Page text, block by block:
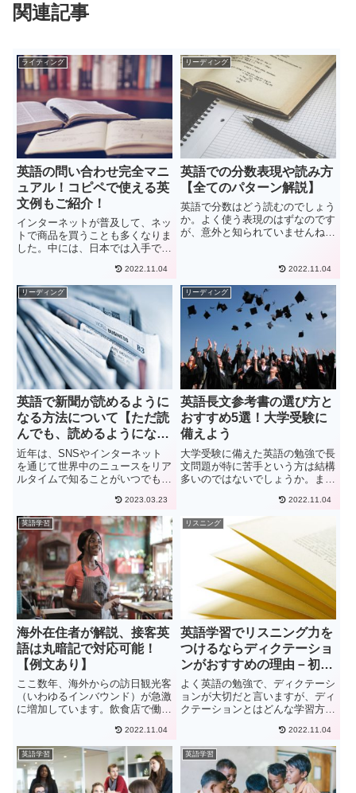
関連記事
ライティング
英語の問い合わせ完全マニ
ュアル！コピペで使える英
文例もご紹介！
インターネットが普及して、ネッ
トで商品を買うことも多くなりま
した。中には、日本では入手でき
ると思います。しかしそこで問題
になるのが、注文した商品が届か
ない、注文したのとは違う商品が
届いた、といったトラブルの際
の...
2022.11.04
リーディング
英語での分数表現や読み方
【全てのパターン解説】
英語で分数はどう読むのでしょう
か。よく使う表現のはずなのです
が、意外と知られていませんね。
介します。この記事を読むことで
分数に関する英語での表現方法が
すべてわかります。分数は英語
で...
2022.11.04
リーディング
英語で新聞が読めるように
なる方法について【ただ読
んでも、読めるようになら
ない】
近年は、SNSやインターネット
を通じて世界中のニュースをリア
ルタイムで知ることがいつでもで
書かれている文章を読んだりする
ことで情報を得ています。英語を
読む勉強をしている方で英字新聞
を読んでリーディングの勉強を
し...
2023.03.23
リーディング
英語長文参考書の選び方と
おすすめ5選！大学受験に
備えよう
大学受験に備えた英語の勉強で長
文問題が特に苦手という方は結構
多いのではないでしょうか。ま
験で必ず長文のセクションはあ
り、日常生活においても海外に住
んでいると書類の確認、新聞、メ
ールなど様々な場面で必要となり
2022.11.04
英語学習
海外在住者が解説、接客英
語は丸暗記で対応可能！
【例文あり】
ここ数年、海外からの訪日観光客
（いわゆるインバウンド）が急激
に増加しています。飲食店で働く
雇いながらお店を経営している方
にとっては、こういったお客様の
増加は喜ばしいことであると思い
ます。一方で、インバウンドの
お...
2022.11.04
リスニング
英語学習でリスニング力を
つけるならディクテーショ
ンがおすすめの理由－初心
者編
よく英語の勉強で、ディクテーシ
ョンが大切だと言いますが、ディ
クテーションとはどんな学習方法
テーションとは、読み上げられた
外国語を書き取ることです。リス
ニング力を鍛えるために、ディク
テーションが取り入れられてい
2022.11.04
英語学習 英語学習